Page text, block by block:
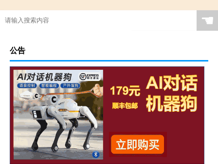
☚
公告